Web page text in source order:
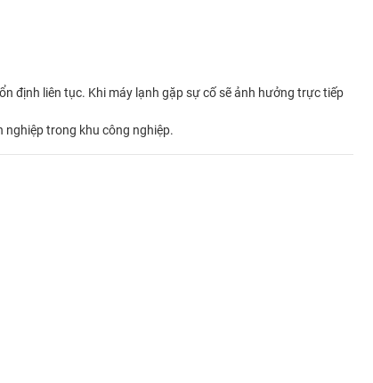
định liên tục. Khi máy lạnh gặp sự cố sẽ ảnh hưởng trực tiếp
trong khu công nghiệp.